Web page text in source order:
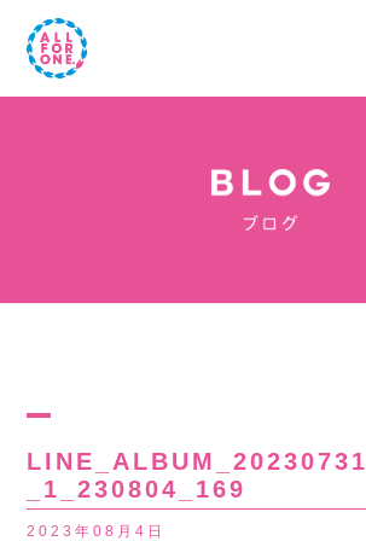
LINE_ALBUM_20230731
_1_230804_169
2023年08月4日